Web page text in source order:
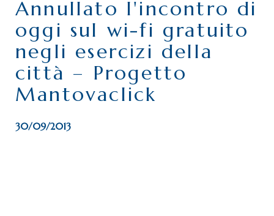
PERCHÉ ASSOCIARSI?
DOVE SIAMO
CONTATTI
Annullato l'incontro di
oggi sul wi-fi gratuito
negli esercizi della
città – Progetto
Mantovaclick
30/09/2013